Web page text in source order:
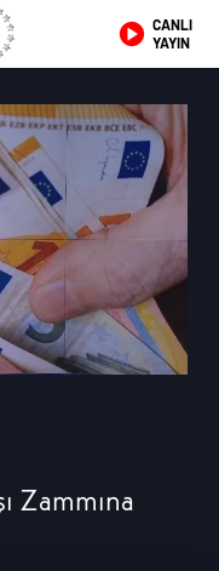
CANLI
YAYIN
Zammına